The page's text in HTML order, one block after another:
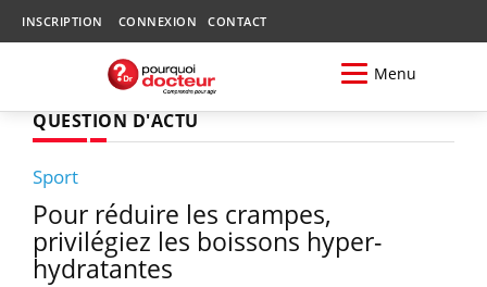
INSCRIPTION CONNEXION CONTACT
Menu
QUESTION D'ACTU
Sport
Pour réduire les crampes,
privilégiez les boissons hyper-
hydratantes